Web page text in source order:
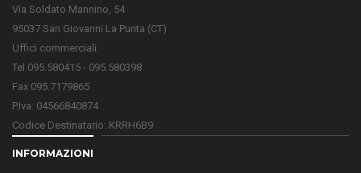
Via Soldato Mannino, 54
95037 San Giovanni La Punta (CT)
Uffici commerciali:
Tel 095.580415 - 095.580398
Fax 095.7179865
P.Iva: 04566840874
Codice Destinatario: KRRH6B9
INFORMAZIONI